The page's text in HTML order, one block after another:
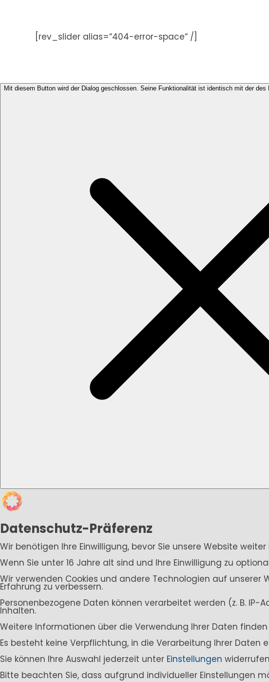
[rev_slider alias=“404-error-space“ /]
Mit diesem Button wird der Dialog geschlossen. Seine Funktionalität ist identisch mit der
Datenschutz-Präferenz
Wir benötigen Ihre Einwilligung, bevor Sie unsere Website
Wenn Sie unter 16 Jahre alt sind und Ihre Einwilligung zu
Wir verwenden Cookies und andere Technologien auf unserer
Erfahrung zu verbessern.
Personenbezogene Daten können verarbeitet werden (z. B. IP-
Inhalten.
Weitere Informationen über die Verwendung Ihrer Daten finden
Es besteht keine Verpflichtung, in die Verarbeitung Ihrer Daten
Sie können Ihre Auswahl jederzeit unter Einstellungen
Bitte beachten Sie, dass aufgrund individueller Einstellungen